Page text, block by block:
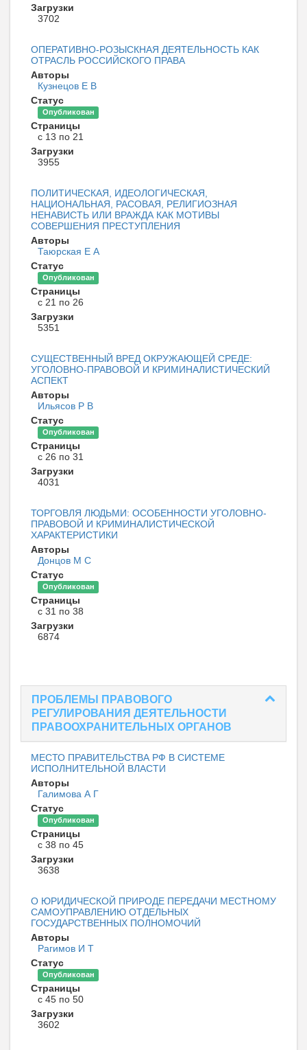
Загрузки
3702
ОПЕРАТИВНО-РОЗЫСКНАЯ ДЕЯТЕЛЬНОСТЬ КАК
ОТРАСЛЬ РОССИЙСКОГО ПРАВА
Авторы
Кузнецов Е В
Статус
Опубликован
Страницы
с 13 по 21
Загрузки
3955
ПОЛИТИЧЕСКАЯ, ИДЕОЛОГИЧЕСКАЯ,
НАЦИОНАЛЬНАЯ, РАСОВАЯ, РЕЛИГИОЗНАЯ
НЕНАВИСТЬ ИЛИ ВРАЖДА КАК МОТИВЫ
СОВЕРШЕНИЯ ПРЕСТУПЛЕНИЯ
Авторы
Таюрская Е А
Статус
Опубликован
Страницы
с 21 по 26
Загрузки
5351
СУЩЕСТВЕННЫЙ ВРЕД ОКРУЖАЮЩЕЙ СРЕДЕ:
УГОЛОВНО-ПРАВОВОЙ И КРИМИНАЛИСТИЧЕСКИЙ
АСПЕКТ
Авторы
Ильясов Р В
Статус
Опубликован
Страницы
с 26 по 31
Загрузки
4031
ТОРГОВЛЯ ЛЮДЬМИ: ОСОБЕННОСТИ УГОЛОВНО-
ПРАВОВОЙ И КРИМИНАЛИСТИЧЕСКОЙ
ХАРАКТЕРИСТИКИ
Авторы
Донцов М С
Статус
Опубликован
Страницы
с 31 по 38
Загрузки
6874
ПРОБЛЕМЫ ПРАВОВОГО
РЕГУЛИРОВАНИЯ ДЕЯТЕЛЬНОСТИ
ПРАВООХРАНИТЕЛЬНЫХ ОРГАНОВ
МЕСТО ПРАВИТЕЛЬСТВА РФ В СИСТЕМЕ
ИСПОЛНИТЕЛЬНОЙ ВЛАСТИ
Авторы
Галимова А Г
Статус
Опубликован
Страницы
с 38 по 45
Загрузки
3638
О ЮРИДИЧЕСКОЙ ПРИРОДЕ ПЕРЕДАЧИ МЕСТНОМУ
САМОУПРАВЛЕНИЮ ОТДЕЛЬНЫХ
ГОСУДАРСТВЕННЫХ ПОЛНОМОЧИЙ
Авторы
Рагимов И Т
Статус
Опубликован
Страницы
с 45 по 50
Загрузки
3602